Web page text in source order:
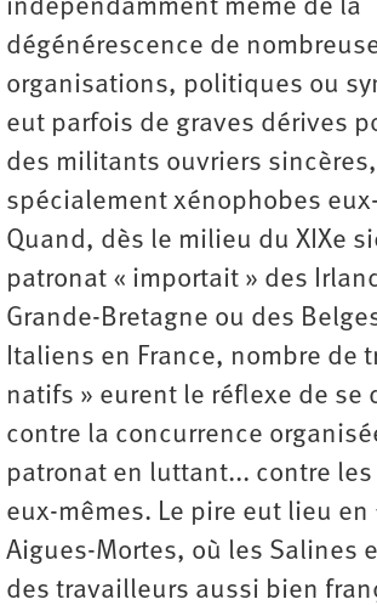
indépendamment même de la
dégénérescence de
organisations, politiques ou
eut parfois de graves dérives
des militants ouvriers
spécialement xénophobes
Quand, dès le milieu du XIXe
patronat « importait » des
Grande-Bretagne ou des
Italiens en France, nombre de
natifs » eurent le réflexe de se
contre la concurrence
patronat en luttant... contre
eux-mêmes. Le pire eut lieu en
Aigues-Mortes, où les Salines
des travailleurs aussi bien